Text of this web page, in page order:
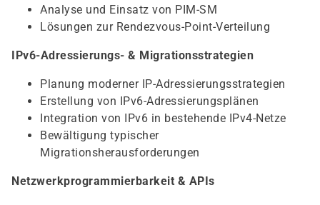
Analyse und Einsatz von PIM-SM
Lösungen zur Rendezvous-Point-Verteilung
IPv6-Adressierungs- & Migrationsstrategien
Planung moderner IP-Adressierungsstrategien
Erstellung von IPv6-Adressierungsplänen
Integration von IPv6 in bestehende IPv4-Netze
Bewältigung typischer
Migrationsherausforderungen
Netzwerkprogrammierbarkeit & APIs